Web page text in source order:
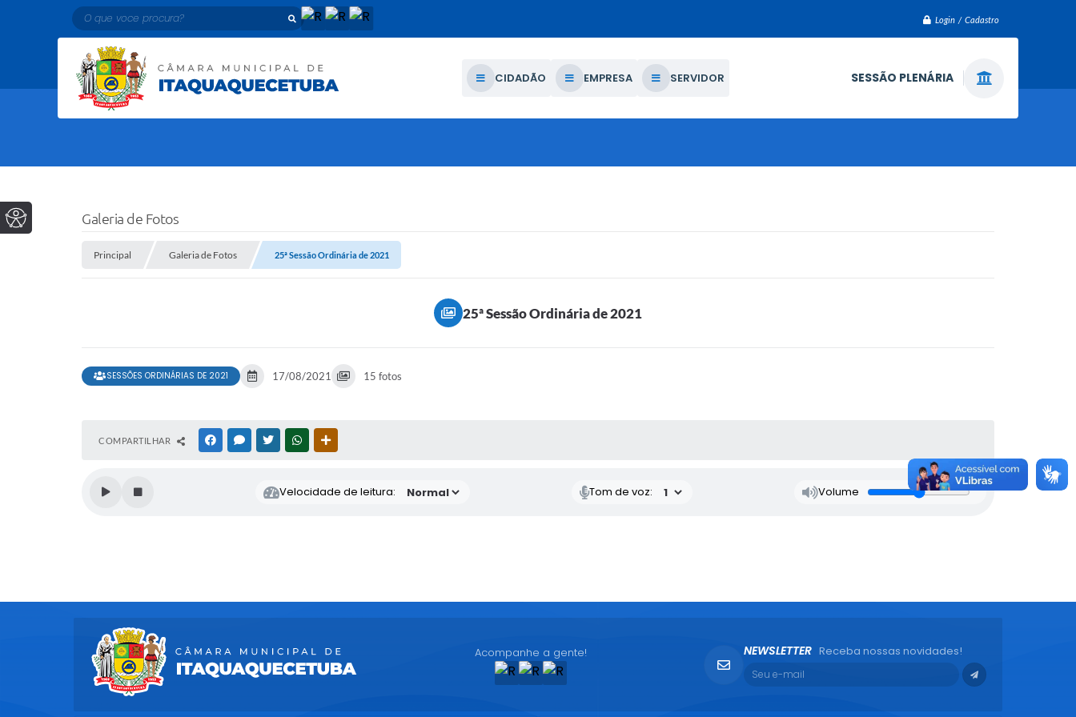
Login / Cadastro
O que voce procura?
CIDADÃO EMPRESA SERVIDOR SESSÃO PLENÁRIA
Galeria de Fotos
Principal Galeria de Fotos 25ª Sessão Ordinária de 2021
25ª Sessão Ordinária de 2021
SESSÕES ORDINÁRIAS DE 2021 17/08/2021 15 fotos
COMPARTILHAR FACEBOOKMESSENGER
TWITTERWHATSAPP
Velocidade de leitura: Tom de voz: Volume
Acompanhe a gente! NEWSLETTER Receba nossas novidades!